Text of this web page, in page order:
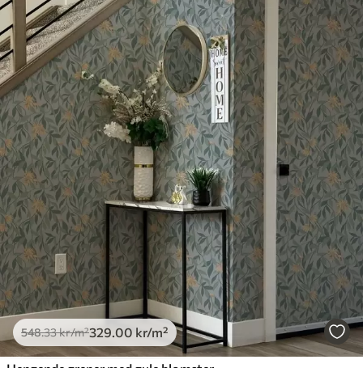
548.33kr/m²329.00 kr/m²